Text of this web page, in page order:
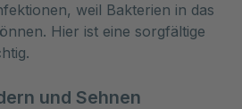
weil Bakterien in das
Hier ist eine sorgfältige
und Sehnen